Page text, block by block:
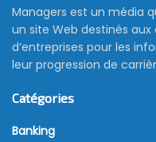
Managers est un média
un site Web destinés
d’entreprises pour les
leur progression de
Catégories
Banking